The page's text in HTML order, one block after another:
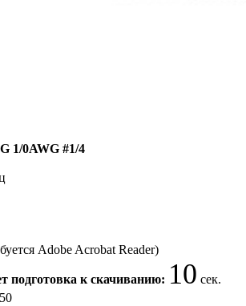
1/0AWG #1/4
Adobe Acrobat Reader)
подготовка к скачиванию: 10 сек.